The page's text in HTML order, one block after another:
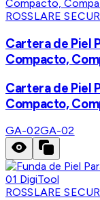
ROSSLARE
Cartera de Piel
Compacto,
Cartera de Piel
Compacto,
GA-02GA-02
ROSSLARE